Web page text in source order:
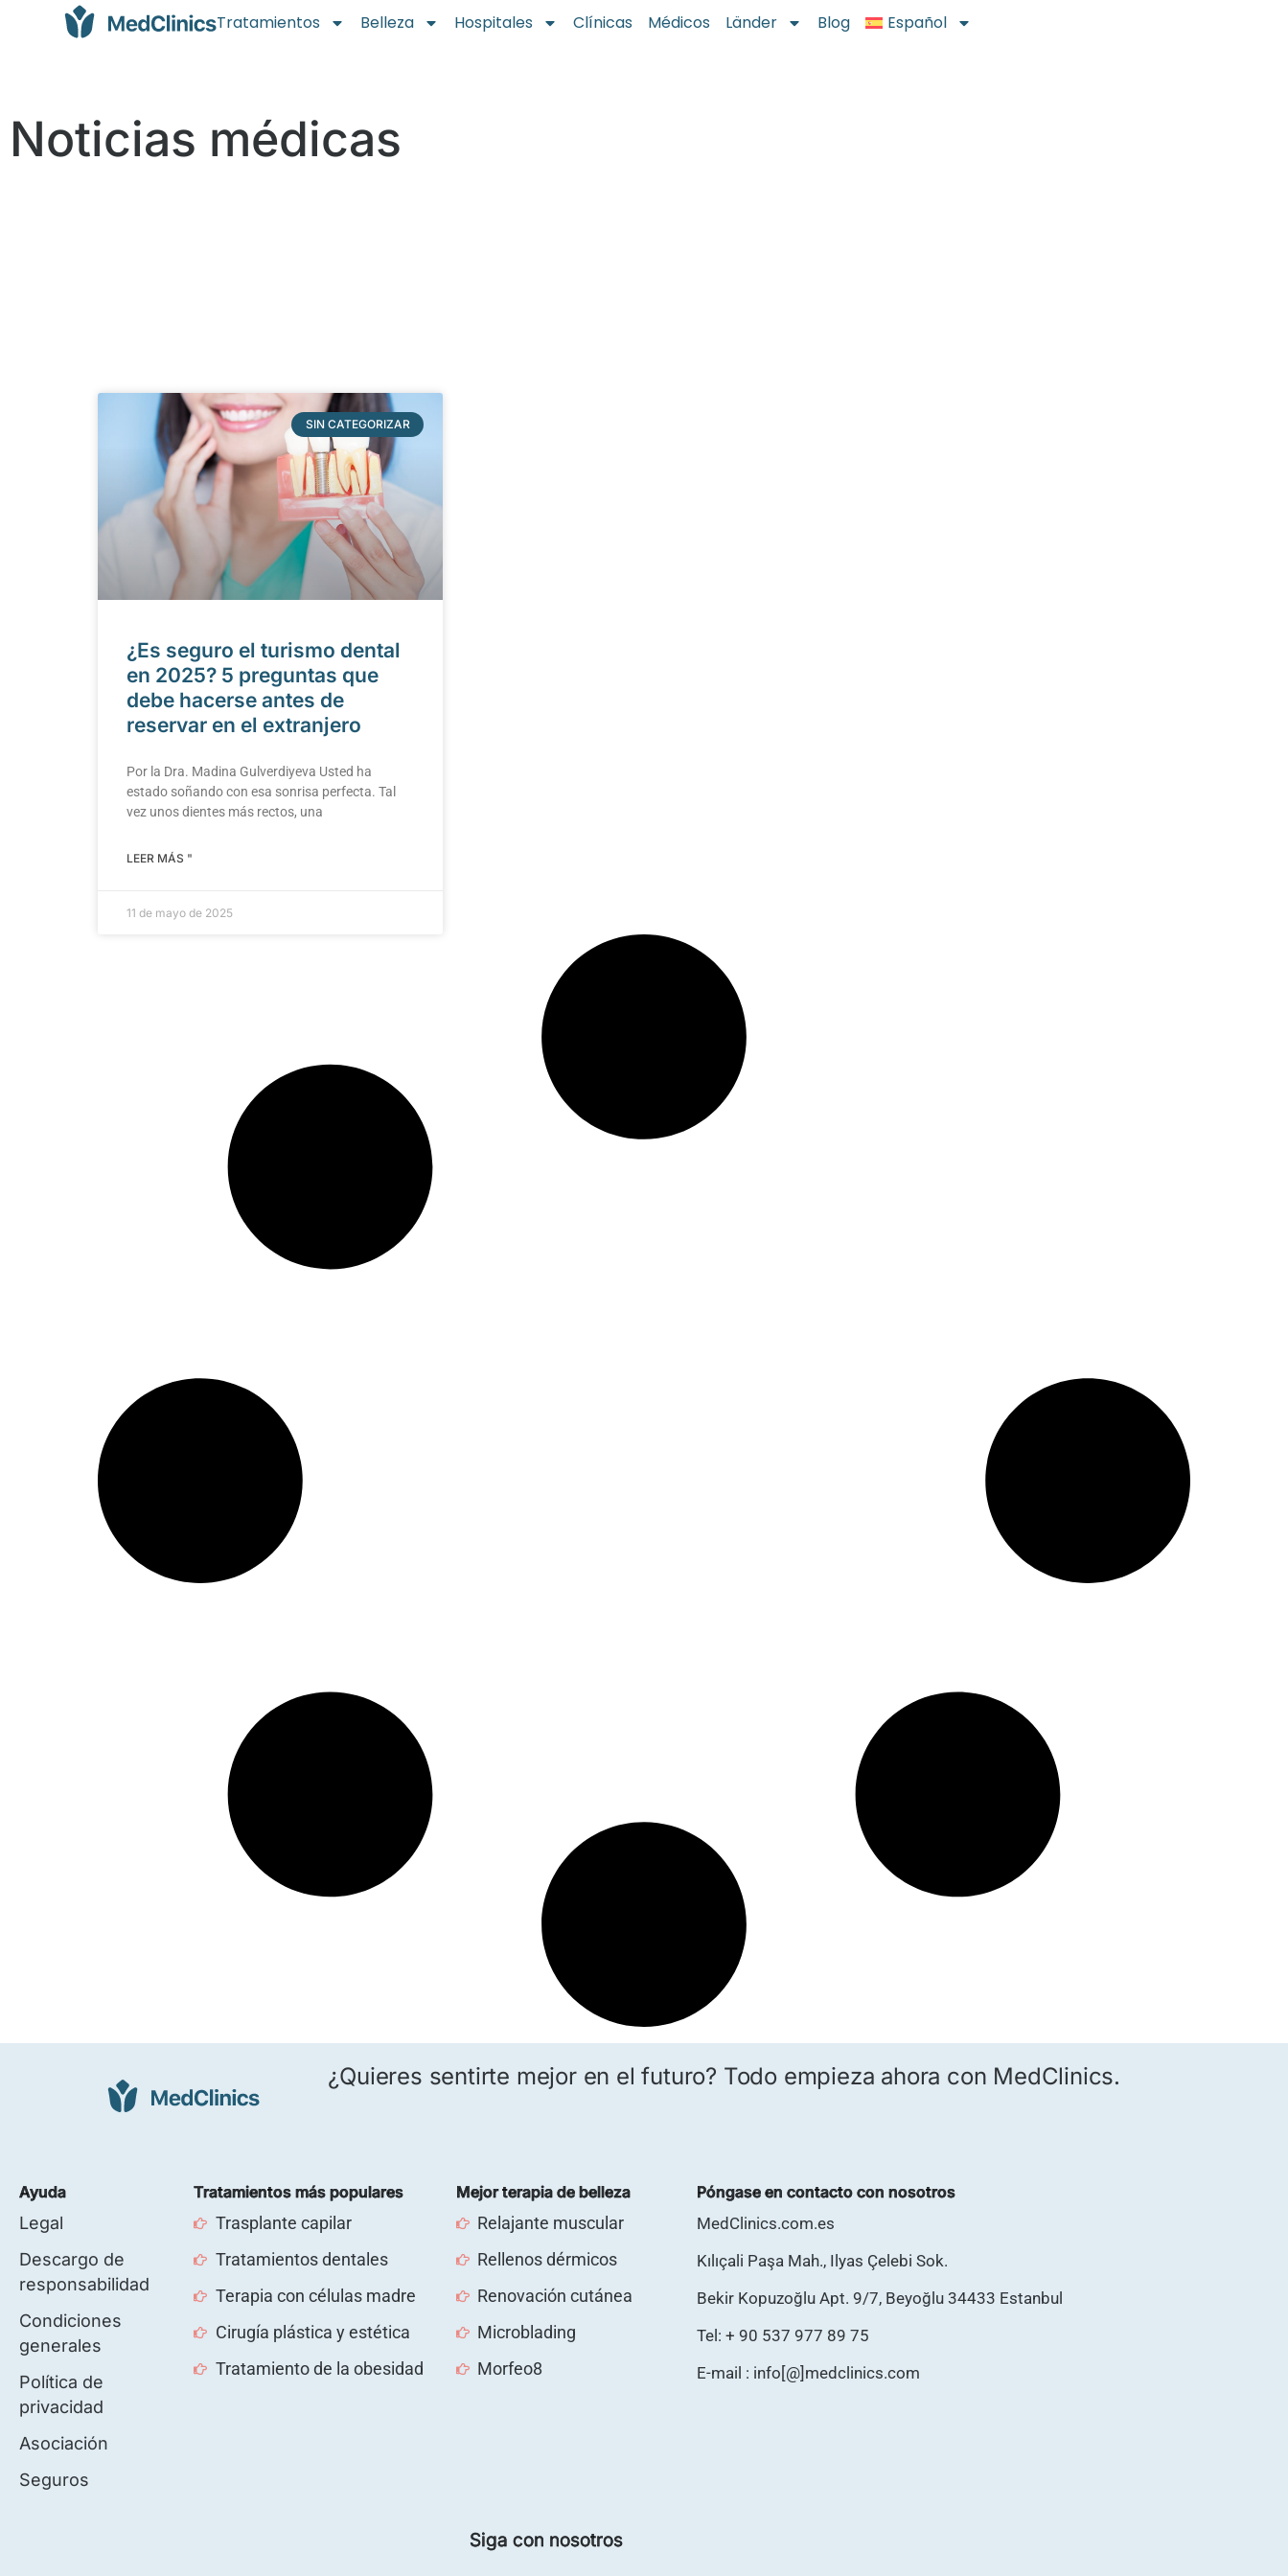
Tratamientos Belleza Hospitales Clínicas Médicos Länder Blog Español
Noticias médicas
SIN CATEGORIZAR
¿Es seguro el turismo dental
en 2025? 5 preguntas que
debe hacerse antes de
reservar en el extranjero
Por la Dra. Madina Gulverdiyeva Usted ha
estado soñando con esa sonrisa perfecta. Tal
vez unos dientes más rectos, una
LEER MÁS "
11 de mayo de 2025
¿Quieres sentirte mejor en el futuro? Todo empieza ahora con MedClinics.
Ayuda
Legal
Descargo de
responsabilidad
Condiciones
generales
Política de
privacidad
Asociación
Seguros
Tratamientos más populares
Trasplante capilar
Tratamientos dentales
Terapia con células madre
Cirugía plástica y estética
Tratamiento de la obesidad
Mejor terapia de belleza
Relajante muscular
Rellenos dérmicos
Renovación cutánea
Microblading
Morfeo8
Póngase en contacto con nosotros
MedClinics.com.es
Kılıçali Paşa Mah., Ilyas Çelebi Sok.
Bekir Kopuzoğlu Apt. 9/7, Beyoğlu 34433 Estanbul
Tel: + 90 537 977 89 75
E-mail : info[@]medclinics.com
Siga con nosotros